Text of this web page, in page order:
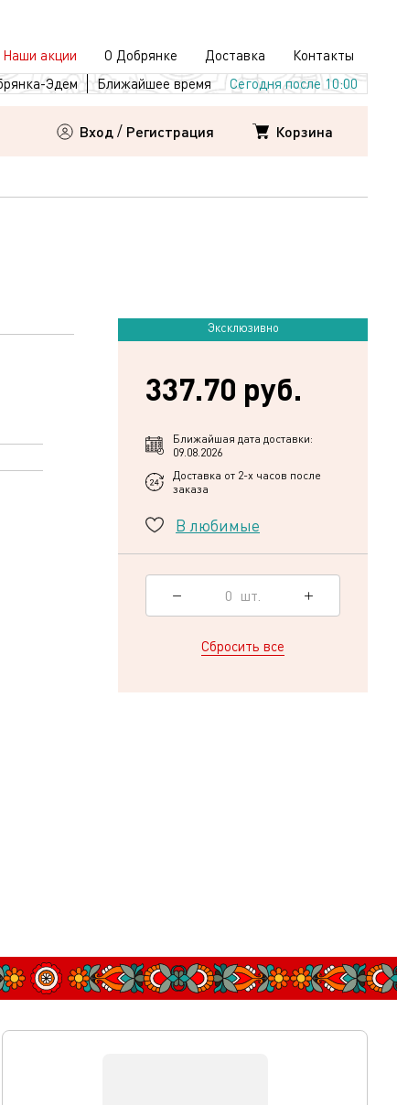
Наши акции О Добрянке Доставка Контакты
Эдем Ближайшее время Сегодня после 10:00
Вход / Регистрация Корзина
Эксклюзивно
337.70 руб.
Ближайшая дата доставки:
09.08.2026
Доставка от 2-х часов после
заказа
В любимые
0 шт.
Сбросить все